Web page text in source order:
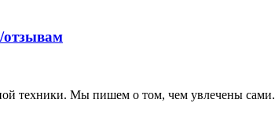
отзывам
техники. Мы пишем о том, чем увлечены сами.